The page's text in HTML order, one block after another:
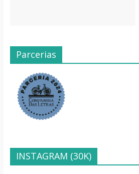
Parcerias
INSTAGRAM (30K)